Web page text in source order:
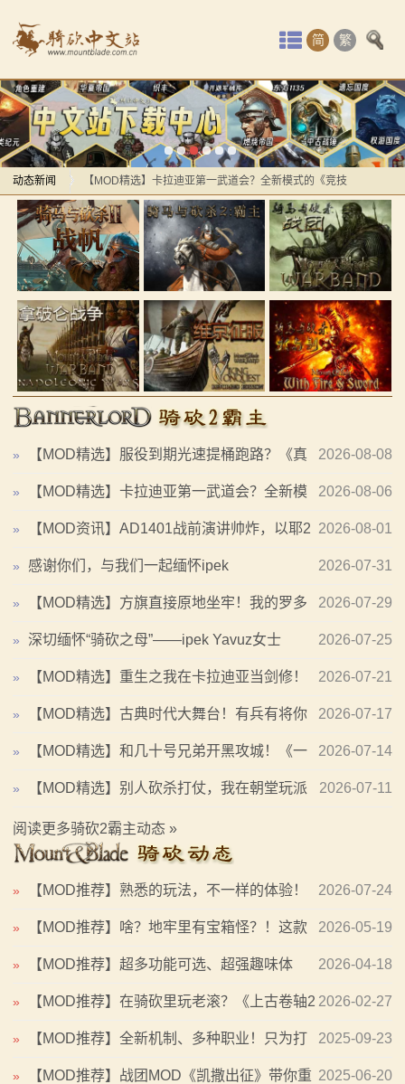
简 繁
动态新闻
【MOD精选】服役到期光速提桶跑路？《真实军队：金
钱与契约》给你最真实的军旅体验！
【MOD精选】卡拉迪亚第一武道会？全新模式的《竞技
场大修》让你沉迷竞技场战斗！
【MOD资讯】AD1401战前演讲帅炸，以耶2马匹系统
曝光！
感谢你们，与我们一起缅怀ipek
【MOD精选】方旗直接原地坐牢！我的罗多克回来啦！
《罗多克的崛起》让你轻松反骑！
深切缅怀“骑砍之母”——ipek Yavuz女士
【MOD推荐】熟悉的玩法，不一样的体验！《那落迦之
境：涅槃歌》全新内容重构更新！
【MOD精选】重生之我在卡拉迪亚当剑修！《修仙·飞
元275年前的战帆》带你领略历史的厚重！
【MOD精选】和几十号兄弟开黑攻城！《一起霸主》让
【MOD精选】服役到期光速提桶跑路？《真实军队：金
钱与契约》给你最真实的军旅体验！
【MOD精选】卡拉迪亚第一武道会？全新模式的《竞技
场大修》让你沉迷竞技场战斗！
【MOD资讯】AD1401战前演讲帅炸，以耶2马匹系统
曝光！
感谢你们，与我们一起缅怀ipek
【MOD精选】方旗直接原地坐牢！我的罗多克回来啦！
《罗多克的崛起》让你轻松反骑！
深切缅怀“骑砍之母”——ipek Yavuz女士
【MOD精选】重生之我在卡拉迪亚当剑修！《修仙·飞
剑》让骑砍2变修真界！
【MOD精选】和几十号兄弟开黑攻城！《一起霸主》让
你告别单人模式！
2026-08-08
» 【MOD精选】服役到期光速提桶跑路？《真
实军队：金钱与契约》给你最真实的军旅体验！ 2026-08-06
» 【MOD精选】卡拉迪亚第一武道会？全新模
式的《竞技场大修》让你沉迷竞技场战斗！ 2026-08-01
» 【MOD资讯】AD1401战前演讲帅炸，以耶2
马匹系统曝光！ 2026-07-31
» 感谢你们，与我们一起缅怀ipek
2026-07-29
» 【MOD精选】方旗直接原地坐牢！我的罗多
克回来啦！《罗多克的崛起》让你轻松反骑！ 2026-07-25
» 深切缅怀“骑砍之母”——ipek Yavuz女士
2026-07-21
» 【MOD精选】重生之我在卡拉迪亚当剑修！
《修仙·飞剑》让骑砍2变修真界！ 2026-07-17
» 【MOD精选】古典时代大舞台！有兵有将你
就来！《公元275年前的战帆》带你领略历史的厚重！2026-07-14
» 【MOD精选】和几十号兄弟开黑攻城！《一
起霸主》让你告别单人模式！ 2026-07-11
» 【MOD精选】别人砍杀打仗，我在朝堂玩派
系博弈！《内战》让骑友体验被领主起兵逼宫！
阅读更多骑砍2霸主动态 »
2026-07-24
» 【MOD推荐】熟悉的玩法，不一样的体验！
《那落迦之境：涅槃歌》全新内容重构更新！ 2026-05-19
» 【MOD推荐】啥？地牢里有宝箱怪？！这款
骑砍MOD让你开宝箱开到手软！《瓦斯纳世界》上线！
2026-04-18
» 【MOD推荐】超多功能可选、超强趣味体
验。骑乘飞马体验战团宏大原创史诗！《大冒险家》第三
章，诚邀骑友冒险
2026-02-27
» 【MOD推荐】在骑砍里玩老滚？《上古卷轴2
匕落》倾心推荐！ 2025-09-23
» 【MOD推荐】全新机制、多种职业！只为打
造骑友心中的最棒水浒！《乱舞水浒》再度强势更新！！
2025-06-20
» 【MOD推荐】战团MOD《凯撒出征》带你重
最
新